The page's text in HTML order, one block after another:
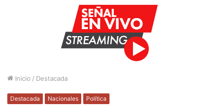
Inicio / Destacada
Destacada Nacionales Política